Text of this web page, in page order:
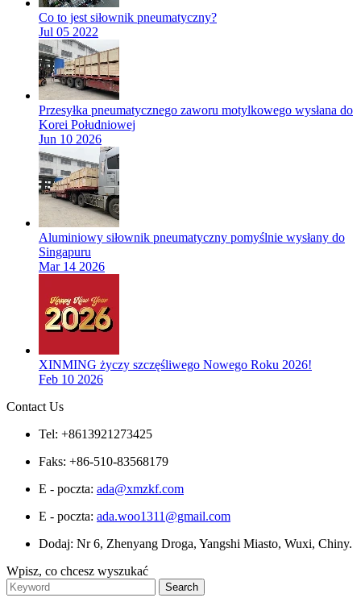
Co to jest siłownik pneumatyczny?
Jul 05 2022
Przesyłka pneumatycznego zaworu motylkowego wysłana do
Korei Południowej
Jun 10 2026
Aluminiowy siłownik pneumatyczny pomyślnie wysłany do
Singapuru
Mar 14 2026
XINMING życzy szczęśliwego Nowego Roku 2026!
Feb 10 2026
Contact Us
Tel: +8613921273425
Faks: +86-510-83568179
E - poczta: ada@xmzkf.com
E - poczta: ada.woo1311@gmail.com
Dodaj: Nr 6, Zhenyang Droga, Yangshi Miasto, Wuxi, Chiny.
Wpisz, co chcesz wyszukać